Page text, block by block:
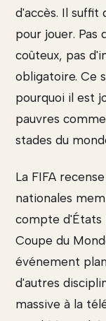
d'accès. Il suffit
pour jouer. Pas
coûteux, pas
obligatoire. Ce
pourquoi il est
pauvres
stades du
La FIFA
nationales
compte d'États
Coupe du
événement
d'autres
massive à la